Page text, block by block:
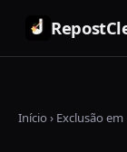
Início› Exclusão